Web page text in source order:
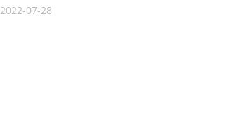
2022-07-28